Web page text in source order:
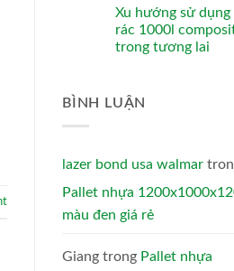
Xu hướng sử
rác 1000l
trong tương lai
BÌNH LUẬN
lazer bond usa walmar
Pallet nhựa
màu đen giá rẻ
Giang trong Pallet nhựa